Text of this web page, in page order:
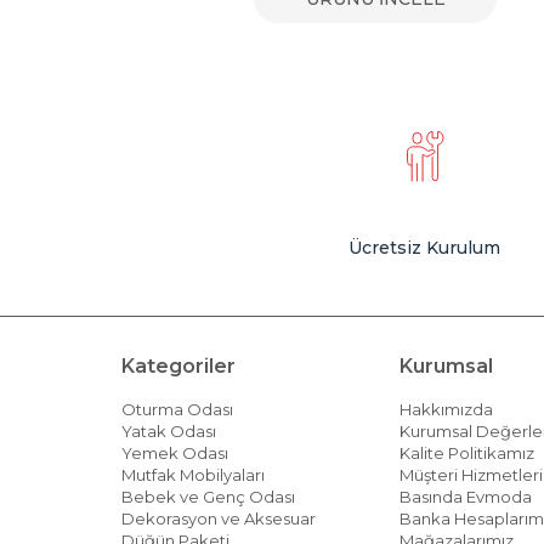
Ücretsiz Kurulum
Kategoriler
Oturma Odası
Yatak Odası
Yemek Odası
Mutfak Mobilyaları
Bebek ve Genç Odası
Dekorasyon ve Aksesuar
Düğün Paketi
Kurumsal
Hakkımızda
Kurumsal
Kalite Politikamız
Müşteri Hizmetleri
Basında Evmoda
Banka
Mağazalarımız